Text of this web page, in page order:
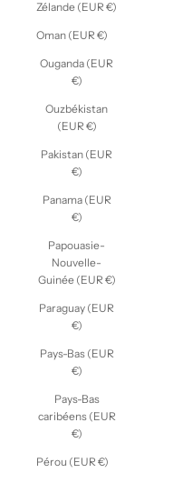
Zélande (EUR €)
Oman (EUR €)
Ouganda (EUR
€)
Ouzbékistan
(EUR €)
Pakistan (EUR
€)
Panama (EUR
€)
Papouasie-
Nouvelle-
Guinée (EUR €)
Paraguay (EUR
€)
Pays-Bas (EUR
€)
Pays-Bas
caribéens (EUR
€)
Pérou (EUR €)